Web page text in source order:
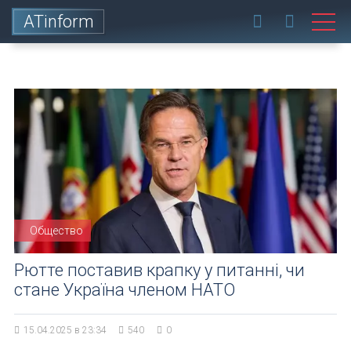
ATinform
Общество
Рютте поставив крапку у питанні, чи
стане Україна членом НАТО
15.04.2025 в 23:34 540 0